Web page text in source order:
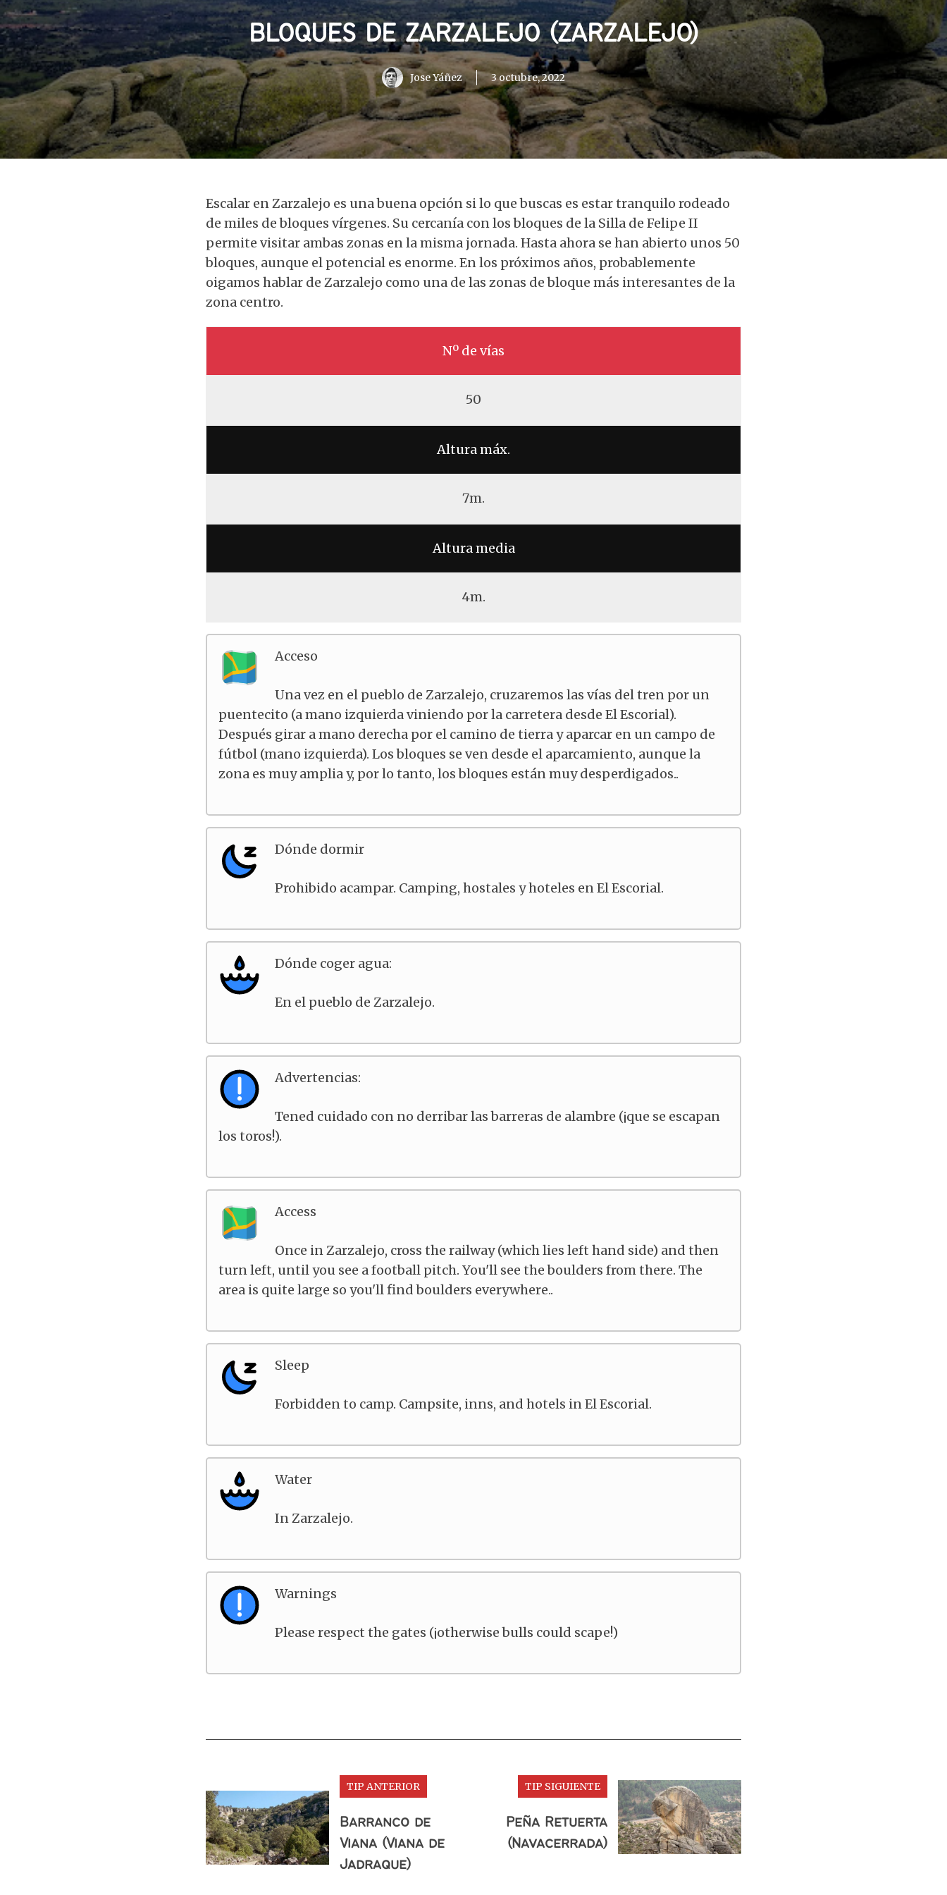
BLOQUES DE ZARZALEJO (ZARZALEJO)
Jose Yáñez 3 octubre, 2022
Escalar en Zarzalejo es una buena opción si lo que buscas es estar tranquilo rodeado
de miles de bloques vírgenes. Su cercanía con los bloques de la Silla de Felipe II
permite visitar ambas zonas en la misma jornada. Hasta ahora se han abierto unos 50
bloques, aunque el potencial es enorme. En los próximos años, probablemente
oigamos hablar de Zarzalejo como una de las zonas de bloque más interesantes de la
zona centro.
Nº de vías
50
Altura máx.
7m.
Altura media
4m.
Acceso
Una vez en el pueblo de Zarzalejo, cruzaremos las vías del tren por un
puentecito (a mano izquierda viniendo por la carretera desde El Escorial).
Después girar a mano derecha por el camino de tierra y aparcar en un campo de
fútbol (mano izquierda). Los bloques se ven desde el aparcamiento, aunque la
zona es muy amplia y, por lo tanto, los bloques están muy desperdigados..
Dónde dormir
Prohibido acampar. Camping, hostales y hoteles en El Escorial.
Dónde coger agua:
En el pueblo de Zarzalejo.
Advertencias:
Tened cuidado con no derribar las barreras de alambre (¡que se escapan
los toros!).
Access
Once in Zarzalejo, cross the railway (which lies left hand side) and then
turn left, until you see a football pitch. You'll see the boulders from there. The
area is quite large so you'll find boulders everywhere..
Sleep
Forbidden to camp. Campsite, inns, and hotels in El Escorial.
Water
In Zarzalejo.
Warnings
Please respect the gates (¡otherwise bulls could scape!)
TIP ANTERIOR
Barranco de
Viana (Viana de
Jadraque)
TIP SIGUIENTE
Peña Retuerta
(Navacerrada)